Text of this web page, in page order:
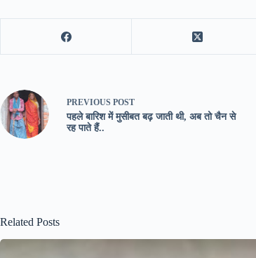
PREVIOUS POST
पहले बारिश में मुसीबत बढ़ जाती थी, अब तो चैन से
रह पाते हैं..
Related Posts